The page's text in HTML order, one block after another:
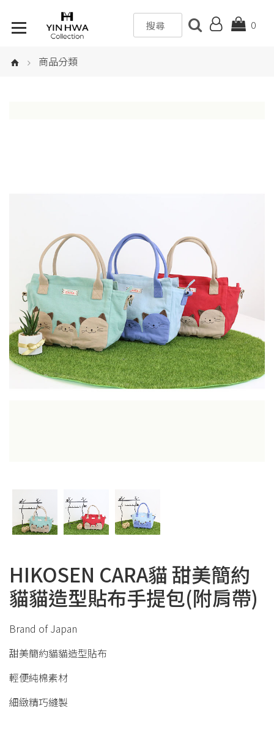
0
商品分類
HIKOSEN CARA貓 甜美簡約
貓貓造型貼布手提包(附肩帶)
Brand of Japan
甜美簡約貓貓造型貼布
輕便純棉素材
細緻精巧縫製